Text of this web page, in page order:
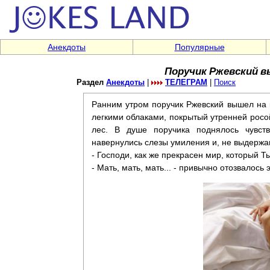
Анекдоты Популярные
Поручик Ржевский
Раздел Анекдоты ТЕЛЕГРАМ Поиск
Ранним утром поручик Ржевский вышел
легкими облаками, покрытый утренней
лес. В душе поручика поднялось
навернулись слезы умиления и, не
- Господи, как же прекрасен мир, который
- Мать, мать, мать... - привычно отозвалось